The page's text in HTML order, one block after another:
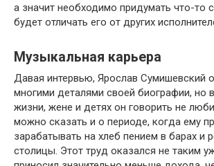
а значит необходимо придумать что-то
будет отличать его от других
Музыкальная карьера
Давая интервью, Ярослав Сумишевский
многими деталями своей биографии, но
жизни, жене и детях он говорить не
можно сказать и о периоде, когда ему
зарабатывать на хлеб пением в барах и
столицы. Этот труд оказался не таким